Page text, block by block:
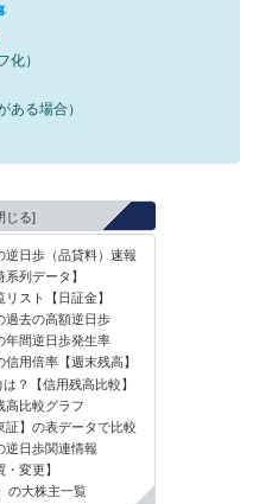
化）
ある場合）
逆日歩（品貸料）速報
列データ】
スト【日証金】
過去の高額逆日歩
年間逆日歩発生率
用倍率【週末残高】
？【信用残高比較】
高比較グラフ
証】の表データで比較
逆日歩関連情報
変更】
の大株主一覧